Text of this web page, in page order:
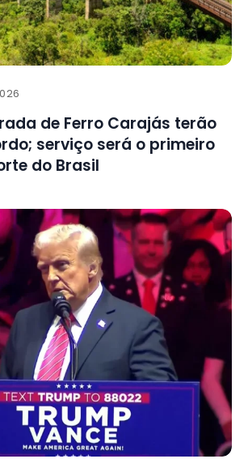
de Ferro Carajás terão
serviço será o primeiro
do Brasil